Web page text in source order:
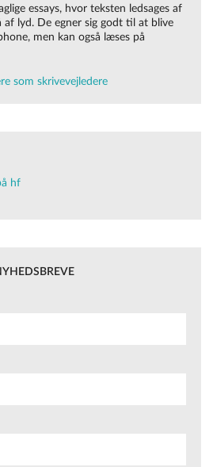
essays, hvor teksten ledsages af
af lyd. De egner sig godt til at blive
men kan også læses på
som skrivevejledere
hf